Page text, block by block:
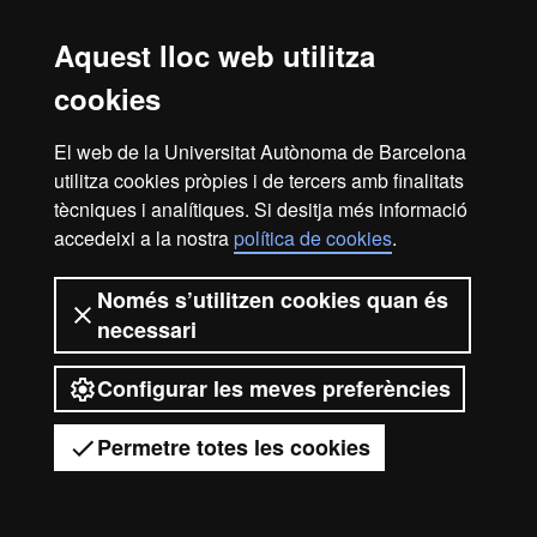
Aquest lloc web utilitza
cookies
El web de la Universitat Autònoma de Barcelona
utilitza cookies pròpies i de tercers amb finalitats
tècniques i analítiques. Si desitja més informació
accedeixi a la nostrapolítica de cookies.
Només s’utilitzen cookies quan és
necessari
Configurar les meves preferències
Permetre totes les cookies
Tens dubtes?
2026 Universitat Autònoma de